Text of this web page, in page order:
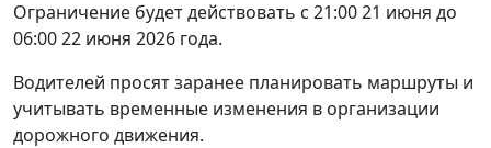
Ограничение будет действовать с 21:00 21 июня до
06:00 22 июня 2026 года.
Водителей просят заранее планировать маршруты и
учитывать временные изменения в организации
дорожного движения.